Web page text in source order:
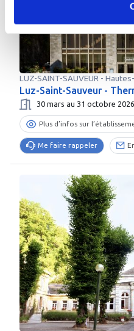
LUZ-SAINT-SAUVEUR-
Luz-Saint-Sauveur -
30 mars au 31 octobre 2026
Plus d’infos sur
Me faire rappeler